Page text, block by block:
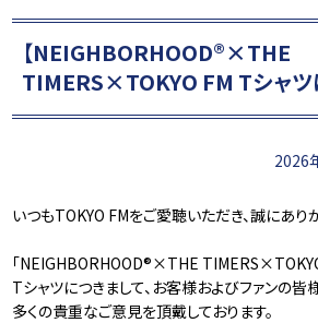
【NEIGHBORHOOD®×THE
TIMERS×TOKYO FM Tシャツ
2026
いつもTOKYO FMをご愛聴いただき、誠にあり
「NEIGHBORHOOD®×THE TIMERS×TOKYO
Tシャツにつきまして、お客様およびファンの皆
多くの貴重なご意見を頂戴しております。